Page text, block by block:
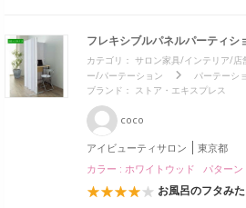
フレキシブルパネルパーティシ
カテゴリ： サロン家具/インテリア/店
ー/パーテーション
パーテーシ
ブランド： ストア・エキスプレス
coco
アイビューティサロン
東京都
カラー : ホワイトウッド パターン
お風呂のフタみ